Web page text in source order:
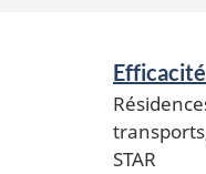
et
STAR